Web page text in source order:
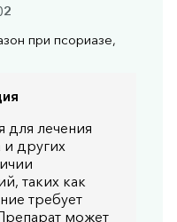
при псориазе,
для лечения
других
таких как
требует
может